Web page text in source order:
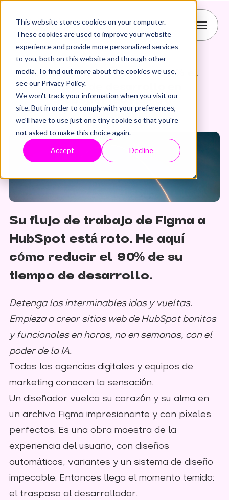
This website stores cookies on your computer.
These cookies are used to improve your website
experience and provide more personalized services
to you, both on this website and through other
media. To find out more about the cookies we use,
see our Privacy Policy.
We won't track your information when you visit our
site. But in order to comply with your preferences,
we'll have to use just one tiny cookie so that you're
not asked to make this choice again.
Accept Decline
Figma Desarrollo HubSpot
Cómo reducir hasta un 90 % el
tiempo de desarrollo en
HubSpot (de Figma a
HubSpot)
Su flujo de trabajo de Figma a
HubSpot está roto. He aquí
cómo reducir el 90% de su
tiempo de desarrollo.
Detenga las interminables idas y vueltas.
Empieza a crear sitios web de HubSpot bonitos
y funcionales en horas, no en semanas, con el
poder de la IA.
Todas las agencias digitales y equipos de
marketing conocen la sensación.
Un diseñador vuelca su corazón y su alma en
un archivo Figma impresionante y con píxeles
perfectos. Es una obra maestra de la
experiencia del usuario, con diseños
automáticos, variantes y un sistema de diseño
impecable. Entonces llega el momento temido:
el traspaso al desarrollador.